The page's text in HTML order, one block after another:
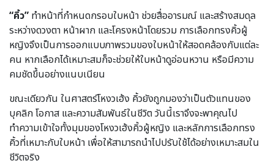
“คิ้ว” ทำหน้าที่กำหนดกรอบใบหน้า ช่วยสื่ออารมณ์ และสร้างสมดุล
ระหว่างดวงตา หน้าผาก และโครงหน้าโดยรวม การเลือกทรงคิ้วผู้
หญิงจึงเป็นการออกแบบภาพรวมของใบหน้าให้สอดคล้องกับแต่ละ
คน หากเลือกได้เหมาะสมก็จะช่วยให้ใบหน้าดูอ่อนหวาน หรือมีความ
คมชัดขึ้นอย่างแนบเนียน
ขณะเดียวกัน ในศาสตร์โหงวเฮ้ง คิ้วยังถูกมองว่าเป็นตัวแทนของ
บุคลิก โอกาส และความสัมพันธ์ในชีวิต วันนี้เราจึงจะพาคุณไป
ทำความเข้าใจทั้งมุมของโหงวเฮ้งคิ้วผู้หญิง และหลักการเลือกทรง
คิ้วที่เหมาะกับใบหน้า เพื่อให้สามารถนำไปปรับใช้ได้อย่างเหมาะสมใน
ชีวิตจริง